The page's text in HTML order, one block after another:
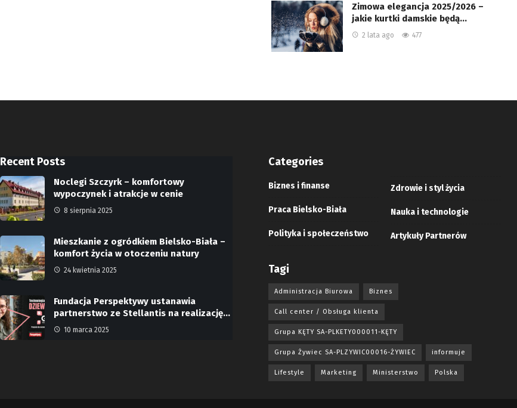
Zimowa elegancja 2025/2026 –
jakie kurtki damskie będą…
2 lata ago 477
Recent Posts
Noclegi Szczyrk – komfortowy
wypoczynek i atrakcje w cenie
8 sierpnia 2025
Mieszkanie z ogródkiem Bielsko-Biała –
komfort życia w otoczeniu natury
24 kwietnia 2025
Fundacja Perspektywy ustanawia
partnerstwo ze Stellantis na realizację…
10 marca 2025
Categories
Biznes i finanse
Praca Bielsko-Biała
Polityka i społeczeństwo
Zdrowie i styl życia
Nauka i technologie
Artykuły Partnerów
Tagi
Administracja Biurowa Biznes
Call center / Obsługa klienta
Grupa KĘTY SA-PLKETY000011-KĘTY
Grupa Żywiec SA-PLZYWIC00016-ŻYWIEC informuje
Lifestyle Marketing Ministerstwo Polska